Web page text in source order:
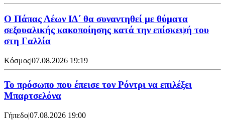
Ο Πάπας Λέων ΙΔ΄ θα συναντηθεί με θύματα
σεξουαλικής κακοποίησης κατά την επίσκεψή του
στη Γαλλία
Κόσμος|07.08.2026 19:19
Το πρόσωπο που έπεισε τον Ρόντρι να επιλέξει
Μπαρτσελόνα
Γήπεδο|07.08.2026 19:00